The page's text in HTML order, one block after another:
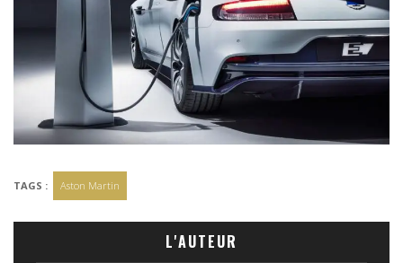
TAGS : Aston Martin
L'AUTEUR